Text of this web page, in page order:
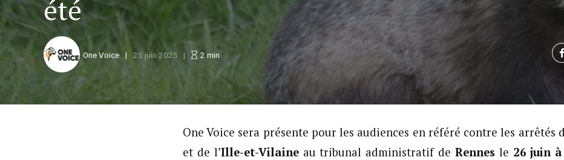
été
One Voice 25 juin 2025 2 min
One Voice sera présente pour les audiences en référé contre les arrêtés
et de l’Ille-et-Vilaineau tribunal administratif de Rennes le 26 juin